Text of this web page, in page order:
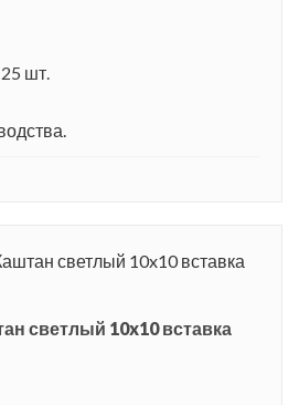
шт.
светлый 10x10 вставка